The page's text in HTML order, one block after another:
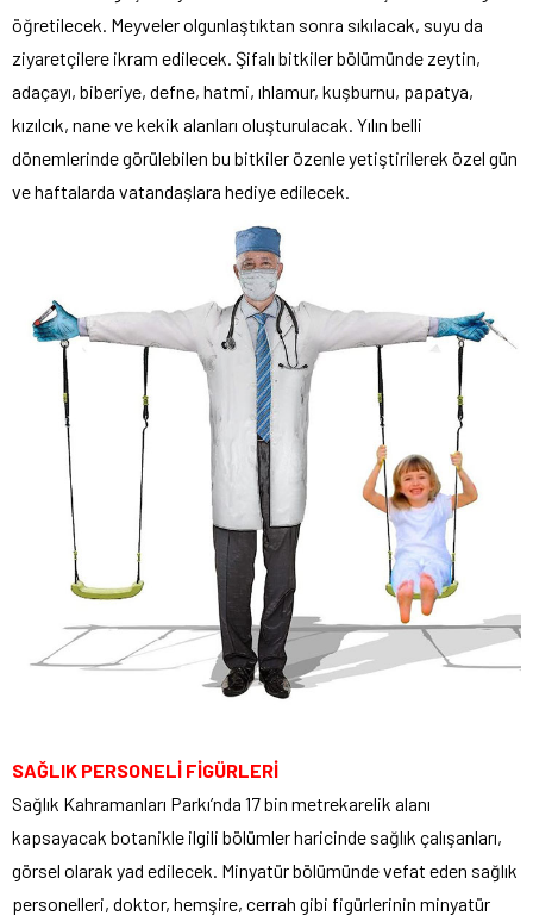
öğretilecek. Meyveler olgunlaştıktan sonra sıkılacak, suyu da
ziyaretçilere ikram edilecek. Şifalı bitkiler bölümünde zeytin,
adaçayı, biberiye, defne, hatmi, ıhlamur, kuşburnu, papatya,
kızılcık, nane ve kekik alanları oluşturulacak. Yılın belli
dönemlerinde görülebilen bu bitkiler özenle yetiştirilerek özel gün
ve haftalarda vatandaşlara hediye edilecek.
SAĞLIK PERSONELİ FİGÜRLERİ
Sağlık Kahramanları Parkı’nda 17 bin metrekarelik alanı
kapsayacak botanikle ilgili bölümler haricinde sağlık çalışanları,
görsel olarak yad edilecek. Minyatür bölümünde vefat eden sağlık
personelleri, doktor, hemşire, cerrah gibi figürlerinin minyatür